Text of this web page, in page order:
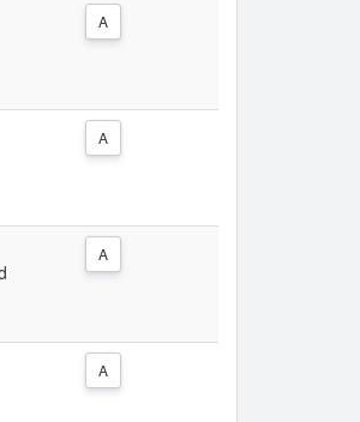
A
A
A
A